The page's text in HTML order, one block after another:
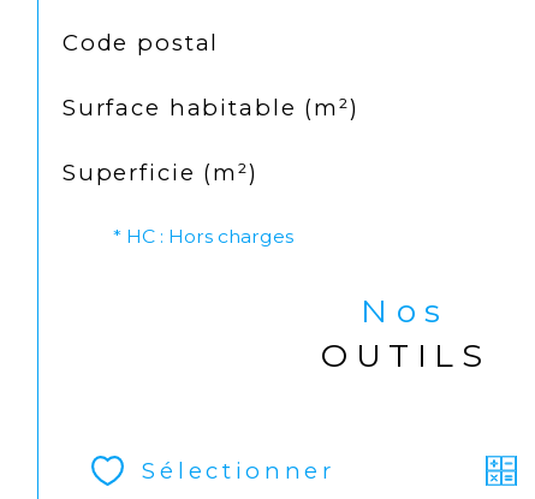
Code postal
Surface habitable (m²)
Superficie (m²)
* HC : Hors charges
Nos
OUTILS
Sélectionner